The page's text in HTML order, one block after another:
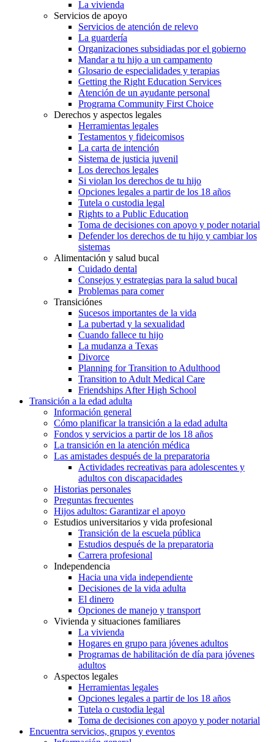
La vivienda
Servicios de apoyo
Servicios de atención de relevo
La guardería
Organizaciones subsidiadas por el gobierno
Mandar a tu hijo a un campamento
Glosario de especialidades y terapias
Getting the Right Education Services
Atención de un ayudante personal
Programa Community First Choice
Derechos y aspectos legales
Herramientas legales
Testamentos y fideicomisos
La carta de intención
Sistema de justicia juvenil
Los derechos legales
Si violan los derechos de tu hijo
Opciones legales a partir de los 18 años
Tutela o custodia legal
Rights to a Public Education
Toma de decisiones con apoyo y poder notarial
Defender los derechos de tu hijo y cambiar los
sistemas
Alimentación y salud bucal
Cuidado dental
Consejos y estrategias para la salud bucal
Problemas para comer
Transiciónes
Sucesos importantes de la vida
La pubertad y la sexualidad
Cuando fallece tu hijo
La mudanza a Texas
Divorce
Planning for Transition to Adulthood
Transition to Adult Medical Care
Friendships After High School
Transición a la edad adulta
Información general
Cómo planificar la transición a la edad adulta
Fondos y servicios a partir de los 18 años
La transición en la atención médica
Las amistades después de la preparatoria
Actividades recreativas para adolescentes y
adultos con discapacidades
Historias personales
Preguntas frecuentes
Hijos adultos: Garantizar el apoyo
Estudios universitarios y vida profesional
Transición de la escuela pública
Estudios después de la preparatoria
Carrera profesional
Independencia
Hacia una vida independiente
Decisiones de la vida adulta
El dinero
Opciones de manejo y transport
Vivienda y situaciones familiares
La vivienda
Hogares en grupo para jóvenes adultos
Programas de habilitación de día para jóvenes
adultos
Aspectos legales
Herramientas legales
Opciones legales a partir de los 18 años
Tutela o custodia legal
Toma de decisiones con apoyo y poder notarial
Encuentra servicios, grupos y eventos